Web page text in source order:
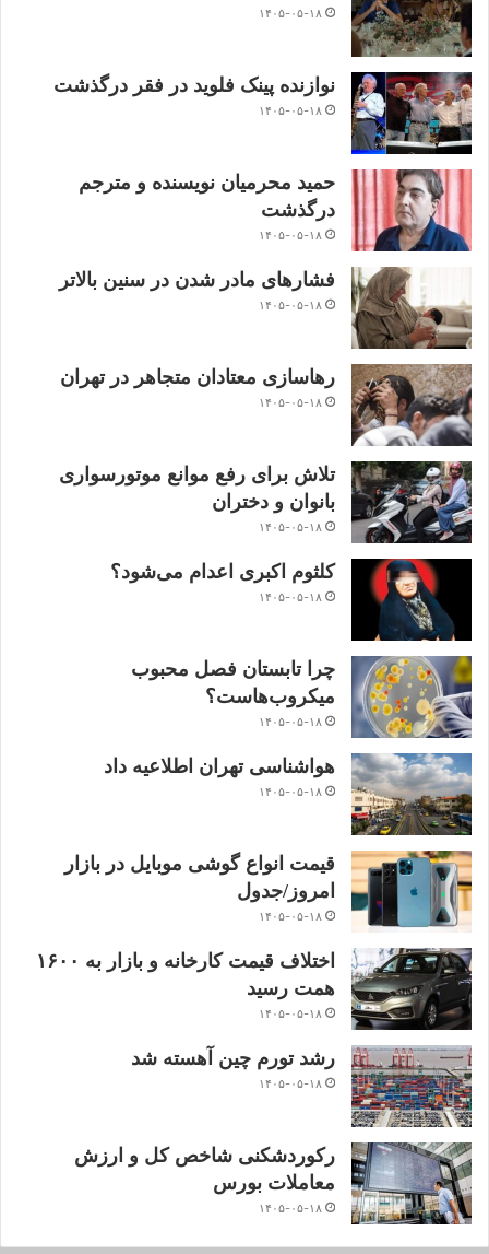
۱۴۰۵-۰۵-۱۸
نوازنده پینک فلوید در فقر درگذشت
۱۴۰۵-۰۵-۱۸
حمید محرمیان نویسنده و مترجم
درگذشت
۱۴۰۵-۰۵-۱۸
فشارهای مادر شدن در سنین بالاتر
۱۴۰۵-۰۵-۱۸
رهاسازی معتادان متجاهر در تهران
۱۴۰۵-۰۵-۱۸
تلاش برای رفع موانع موتورسواری
بانوان و دختران
۱۴۰۵-۰۵-۱۸
کلثوم اکبری اعدام می‌شود؟
۱۴۰۵-۰۵-۱۸
چرا تابستان فصل محبوب
میکروب‌هاست؟
۱۴۰۵-۰۵-۱۸
هواشناسی تهران اطلاعیه داد
۱۴۰۵-۰۵-۱۸
قیمت انواع گوشی موبایل در بازار
امروز/جدول
۱۴۰۵-۰۵-۱۸
اختلاف قیمت کارخانه و بازار به ۱۶۰۰
همت رسید
۱۴۰۵-۰۵-۱۸
رشد تورم چین آهسته شد
۱۴۰۵-۰۵-۱۸
رکوردشکنی شاخص کل و ارزش
معاملات بورس
۱۴۰۵-۰۵-۱۸